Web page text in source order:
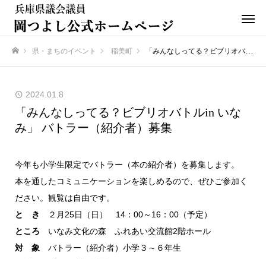
県・まちのイベント 稲美町 「みんなしってる？ビブリオバトルin いなみ」 バトラー（紹介者）募集
2024.01.8
「みんなしってる？ビブリオバトルin いな
み」 バトラー（紹介者）募集
今年も小学生限定でバトラー（本の紹介者）を募集します。
本を通したコミュニケーションを楽しめるので、ぜひご参加く
ださい。観覧は自由です。
と き
２月25日（日） 14：00～16：00（予定）
ところ いなみ文化の森 ふれあい交流館2階ホール
対 象 バトラー（紹介者）小学３～６年生